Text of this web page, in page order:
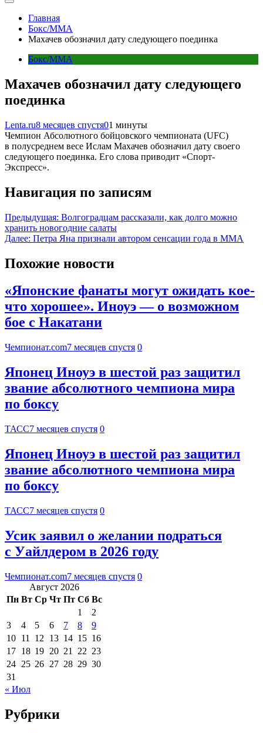
Главная
Бокс/MMA
Махачев обозначил дату следующего поединка
Бокс/MMA
Махачев обозначил дату следующего
поединка
Lenta.ru8 месяцев спустя01 минуты
Чемпион Абсолютного бойцовского чемпионата (UFC)
в полусреднем весе Ислам Махачев обозначил дату своего
следующего поединка. Его слова приводит «Спорт-
Экспресс».
Навигация по записям
Предыдущая: Волгоградцам рассказали, как долго можно
хранить новогодние салаты
Далее: Петра Яна признали автором сенсации года в ММА
Похожие новости
«Японские фанаты могут ожидать кое-
что хорошее». Иноуэ — о возможном
бое с Накатани
Чемпионат.com7 месяцев спустя 0
Японец Иноуэ в шестой раз защитил
звание абсолютного чемпиона мира
по боксу
ТАСС7 месяцев спустя 0
Японец Иноуэ в шестой раз защитил
звание абсолютного чемпиона мира
по боксу
ТАСС7 месяцев спустя 0
Усик заявил о желании подраться
с Уайлдером в 2026 году
Чемпионат.com7 месяцев спустя 0
Август 2026
Пн Вт Ср Чт Пт Сб Вс
1
2
3
4 5 6 7 8
9
10 11 12 13 14 15 16
17 18 19 20 21 22 23
24 25 26 27 28 29 30
31
« Июл
Рубрики